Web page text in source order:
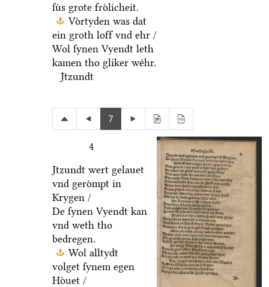
ſuͤs grote froͤlicheit.
Voͤrtyden was dat
ein groth loff vnd ehr /
Wol ſynen Vyendt leth
kamen tho gliker weͤhr.
Jtzundt
7
4
Jtzundt wert gelauet
vnd geroͤmpt in
Krygen /
De ſynen Vyendt kan
vnd weth tho
bedregen.
Wol alltydt
volget ſynem egen
Hoͤuet /